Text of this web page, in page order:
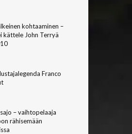
kohtaaminen –
kättele John Terryä
Franco
– vaihtopelaaja
rähisemään